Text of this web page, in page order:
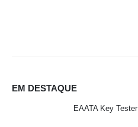
EM DESTAQUE
EAATA Key Tester